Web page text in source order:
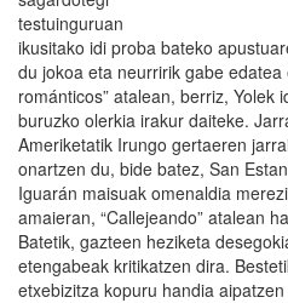
testuinguruan
ikusitako idi proba bateko
du jokoa eta neurririk gabe
románticos” atalean, berriz, Yolek
buruzko olerkia irakur daiteke.
Ameriketatik Irungo gertaeren
onartzen du, bide batez, San
Iguarán maisuak omenaldia
amaieran, “Callejeando” atalean
Batetik, gazteen heziketa
etengabeak kritikatzen dira.
etxebizitza kopuru handia aipatzen